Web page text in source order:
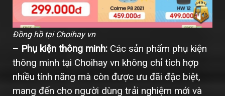
Đồng hồ tại Choihay vn
– Phụ kiện thông minh:Các sản phẩm phụ kiện
thông minh tại Choihay vn không chỉ tích hợp
nhiều tính năng mà còn được ưu đãi đặc biệt,
mang đến cho người dùng trải nghiệm mới và